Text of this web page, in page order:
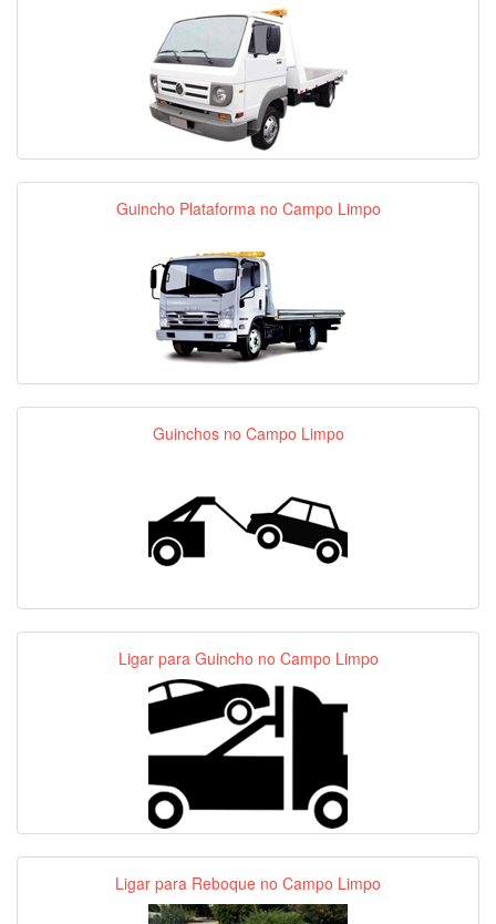
Guincho Plataforma no Campo Limpo
Guinchos no Campo Limpo
Ligar para Guincho no Campo Limpo
Ligar para Reboque no Campo Limpo